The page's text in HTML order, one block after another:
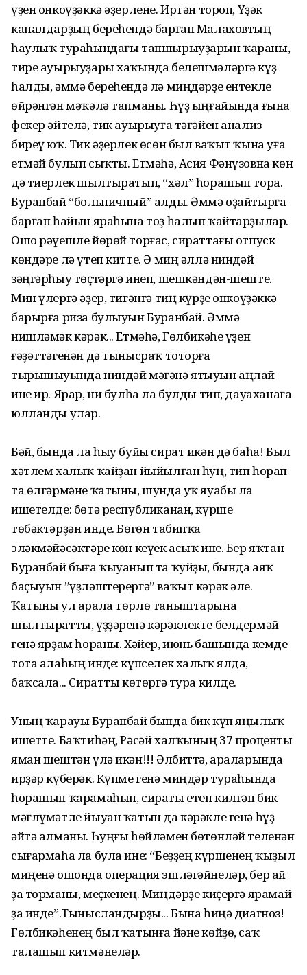
үҙен онкоүҙәккә әҙерлене. Иртән тороп, Үҙәк
каналдарҙың береһендә барған Малаховтың
һаулыҡ тураһындағы тапшырыуҙарын ҡараны,
тире ауырыуҙары хаҡында белешмәләргә күҙ
һалды, әммә береһендә лә миңдәрҙе ентекле
өйрәнгән мәҡәлә тапманы. Һүҙ ыңғайында ғына
фекер әйтелә, тик ауырыуға тәғәйен анализ
биреү юҡ. Тик әҙерлек өсөн был ваҡыт ҡына уға
етмәй булып сыҡты. Етмәһә, Асия Фәнүзовна көн
дә тиерлек шылтыратып, “хәл” һорашып тора.
Буранбай “больничный” алды. Әммә оҙайтырға
барған һайын яраһына тоҙ һалып ҡайтарҙылар.
Ошо рәүешле йөрөй торғас, сираттағы отпуск
көндәре лә үтеп китте. Ә миң әллә ниндәй
зәңгәрһыу төҫтәргә инеп, шешкәндән-шеште.
Мин үлергә әҙер, тигәнгә тиң күрҙе онкоүҙәккә
барырға риза булыуын Буранбай. Әммә
нишләмәк кәрәк... Етмәһә, Гөлбикәһе үҙен
ғәҙәттәгенән дә тынысраҡ тоторға
тырышыуында ниндәй мәғәнә ятыуын аңлай
ине ир. Ярар, ни булһа ла булды тип, дауаханаға
юлланды улар.
Бәй, бында ла һыу буйы сират икән дә баһа! Был
хәтлем халыҡ ҡайҙан йыйылған һуң, тип һорап
та өлгәрмәне ҡатыны, шунда уҡ яуабы ла
ишетелде: бөтә республиканан, күрше
төбәктәрҙән инде. Бөгөн табипҡа
эләкмәйәсәктәре көн кеүек асыҡ ине. Бер яҡтан
Буранбай быға ҡыуанып та ҡуйҙы, бында аяҡ
баҫыуын ”үҙләштерергә” ваҡыт кәрәк әле.
Ҡатыны ул арала төрлө таныштарына
шылтыратты, үҙҙәренә кәрәклекте белдермәй
генә ярҙам һораны. Хәйер, июнь башында кемде
тота алаһың инде: күпселек халыҡ ялда,
баҡсала... Сиратты көтөргә тура килде.
Уның ҡарауы Буранбай бында бик күп яңылыҡ
ишетте. Баҡтиһәң, Рәсәй халҡының 37 проценты
яман шештән үлә икән!!! Әлбиттә, араларында
ирҙәр күберәк. Күпме генә миңдәр тураһында
һорашып ҡарамаһын, сираты етеп килгән бик
мәғлүмәтле йыуан ҡатын да кәрәкле генә һүҙ
әйтә алманы. Һуңғы һөйләмен бөтөнләй теленән
сығармаһа ла була ине: “Беҙҙең күршенең ҡыҙыл
миңенә ошонда операция эшләгәйнеләр, бер ай
ҙа торманы, меҫкенең. Миңдәрҙе киҫергә ярамай
ҙа инде”.Тынысландырҙы... Бына һиңә диагноз!
Гөлбикәһенең был ҡатынға йәне көйҙө, саҡ
талашып китмәнеләр.